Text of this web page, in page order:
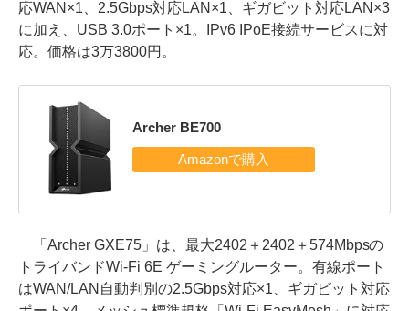
応WAN×1、2.5Gbps対応LAN×1、ギガビット対応LAN×3
に加え、USB 3.0ポート×1。IPv6 IPoE接続サービスに対
応。価格は3万3800円。
Archer BE700
「Archer GXE75」は、最大2402＋2402＋574Mbpsの
トライバンドWi-Fi 6E ゲーミングルーター。有線ポート
はWAN/LAN自動判別の2.5Gbps対応×1、ギガビット対応